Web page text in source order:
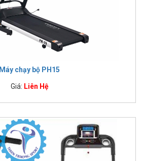
Máy chạy bộ PH15
Giá: Liên Hệ